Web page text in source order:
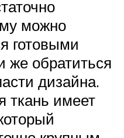
можно
готовыми
же обратиться
дизайна.
ткань имеет